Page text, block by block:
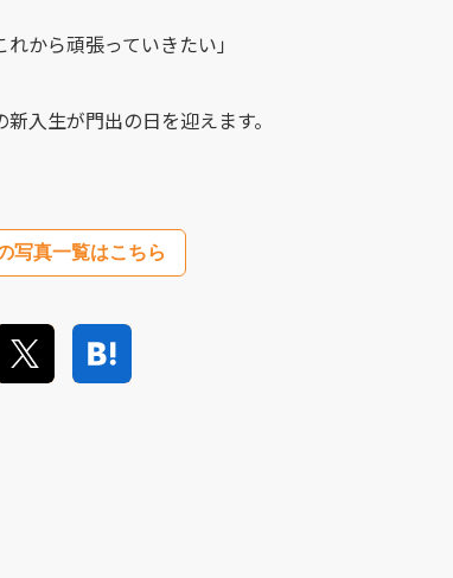
から頑張っていきたい」
入生が門出の日を迎えます。
写真一覧はこちら